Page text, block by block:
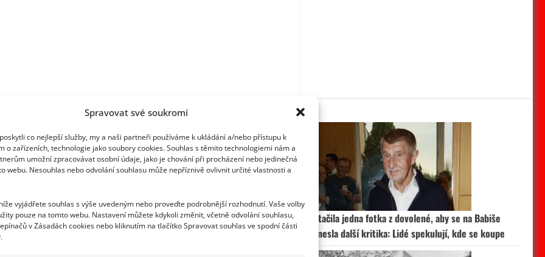
Spravovat své soukromí
co nejlepší služby, my a naši partneři používáme k ukládání a/nebo přístupu k
o zařízeních, technologie jako soubory cookies. Souhlas s těmito technologiemi nám a
umožní zpracovávat osobní údaje, jako je chování při procházení nebo jedinečná
webu. Nesouhlas nebo odvolání souhlasu může nepříznivě ovlivnit určité vlastnosti a
vyjádřete souhlas s výše uvedeným nebo proveďte podrobnější rozhodnutí. Vaše volby
pouze na tomto webu. Nastavení můžete kdykoli změnit, včetně odvolání souhlasu,
v Zásadách cookies nebo kliknutím na tlačítko Spravovat souhlas ve spodní části
Stačila jedna fotka z dovolené, aby se na Babiše
snesla další kritika: Lidé spekulují, kde se koupe